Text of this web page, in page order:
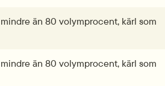
än 80 volymprocent, kärl som
än 80 volymprocent, kärl som